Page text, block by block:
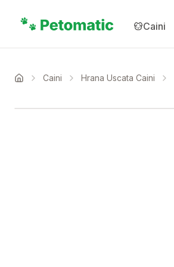
Caini
Acasa Caini Hrana Uscata Caini